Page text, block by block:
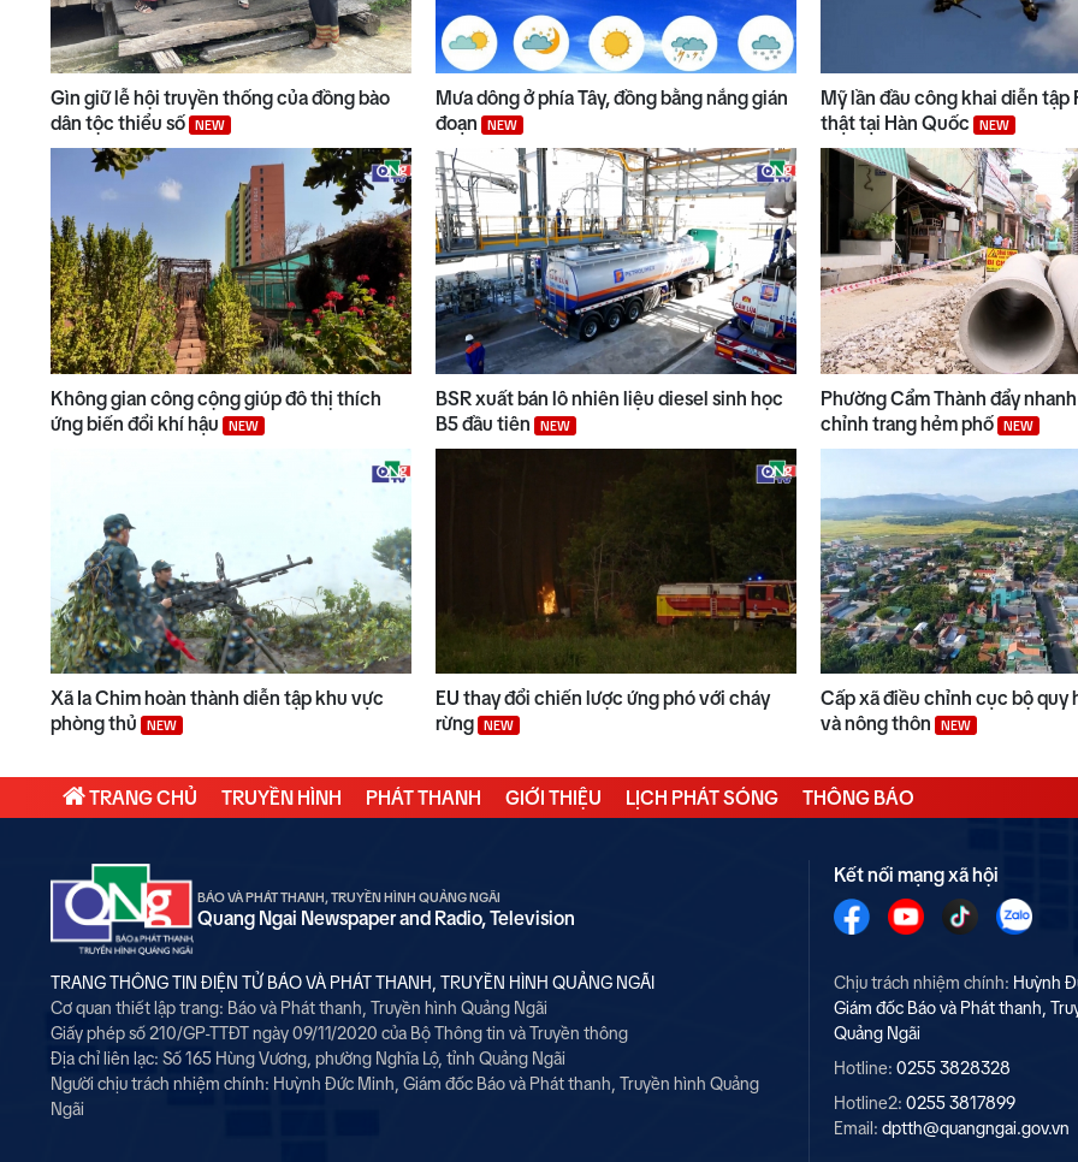
Gìn giữ lễ hội truyền thống của đồng bào
dân tộc thiểu số
NEW
Mưa dông ở phía Tây, đồng bằng nắng gián
đoạn
NEW
Mỹ lần đầu công khai diễn tập
thật tại Hàn Quốc
NEW
Không gian công cộng giúp đô thị thích
ứng biến đổi khí hậu
NEW
BSR xuất bán lô nhiên liệu diesel sinh học
B5 đầu tiên
NEW
Phường Cẩm Thành đẩy
chỉnh trang hẻm phố
NEW
Xã Ia Chim hoàn thành diễn tập khu vực
phòng thủ
NEW
EU thay đổi chiến lược ứng phó với cháy
rừng
NEW
Cấp xã điều chỉnh cục bộ quy
và nông thôn
NEW
TRANG CHỦ TRUYỀN HÌNH PHÁT THANH GIỚI THIỆU LỊCH PHÁT SÓNG THÔNG BÁO
BÁO VÀ PHÁT THANH, TRUYỀN HÌNH QUẢNG NGÃI
Quang Ngai Newspaper and Radio, Television
TRANG THÔNG TIN ĐIỆN TỬ BÁO VÀ PHÁT THANH, TRUYỀN HÌNH QUẢNG NGÃI
Cơ quan thiết lập trang: Báo và Phát thanh, Truyền hình Quảng Ngãi
Giấy phép số 210/GP-TTĐT ngày 09/11/2020 của Bộ Thông tin và Truyền thông
Địa chỉ liên lạc: Số 165 Hùng Vương, phường Nghĩa Lộ, tỉnh Quảng Ngãi
Người chịu trách nhiệm chính: Huỳnh Đức Minh, Giám đốc Báo và Phát thanh, Truyền hình Quảng
Ngãi
Kết nối mạng xã hội
Chịu trách nhiệm chính: Huỳnh
Giám đốc Báo và Phát thanh,
Quảng Ngãi
Hotline: 0255 3828328
Hotline2: 0255 3817899
Email: dptth@quangngai.gov.vn